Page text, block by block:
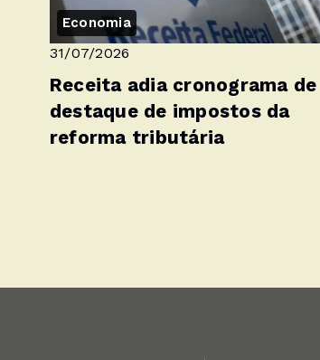
Economia
31/07/2026
Receita adia cronograma de
destaque de impostos da
reforma tributária